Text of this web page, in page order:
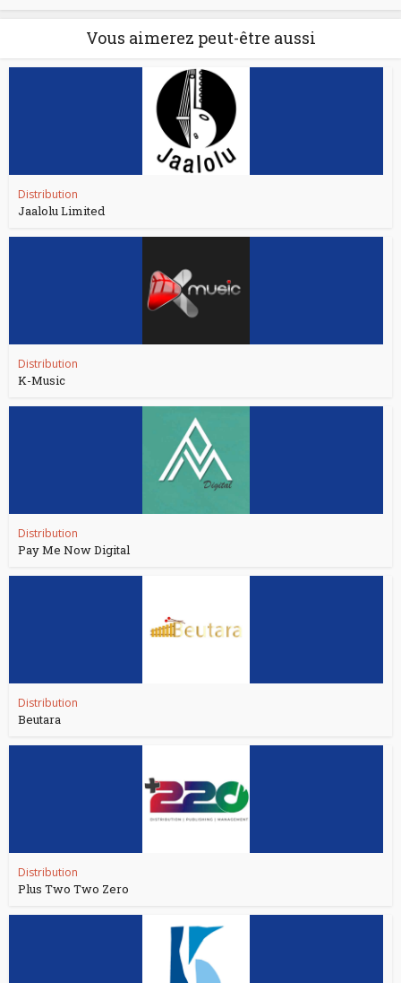
Vous aimerez peut-être aussi
Distribution
Jaalolu Limited
Distribution
K-Music
Distribution
Pay Me Now Digital
Distribution
Beutara
Distribution
Plus Two Two Zero